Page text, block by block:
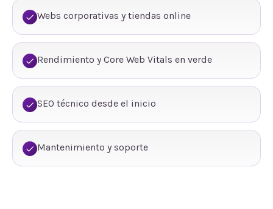
Webs corporativas y tiendas online
Rendimiento y Core Web Vitals en verde
SEO técnico desde el inicio
Mantenimiento y soporte